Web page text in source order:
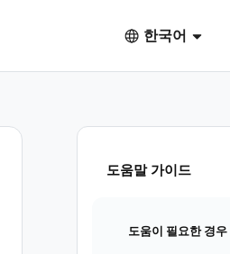
한국어
도움말 가이드
도움이 필요한 경우